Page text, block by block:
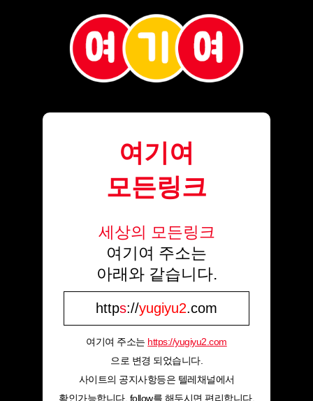
여기여
모든링크
세상의 모든링크
여기여 주소는
아래와 같습니다.
https://yugiyu2.com
여기여 주소는 https://yugiyu2.com
으로 변경 되었습니다.
사이트의 공지사항등은 텔레채널에서
확인가능합니다. follow를 해두시면 편리합니다.